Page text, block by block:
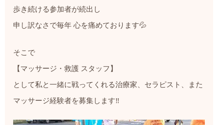
歩き続ける参加者が続出し
申し訳なさで毎年 心を痛めております💦
そこで
【マッサージ・救護 スタッフ】
として私と一緒に戦ってくれる治療家、セラピスト、また
マッサージ経験者を募集します‼️